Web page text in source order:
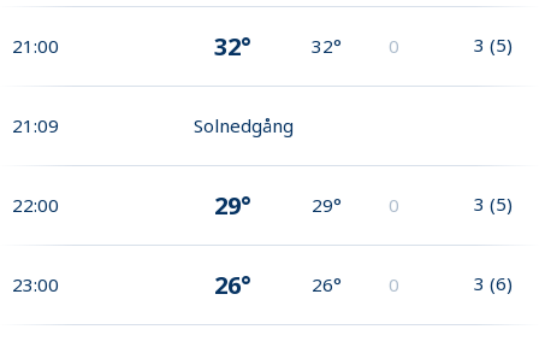
21:00 32° 32° 0 3 (5)
21:09 Solnedgång
22:00 29° 29° 0 3 (5)
23:00 26° 26° 0 3 (6)